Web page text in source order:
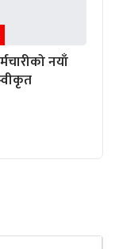
नयाँ